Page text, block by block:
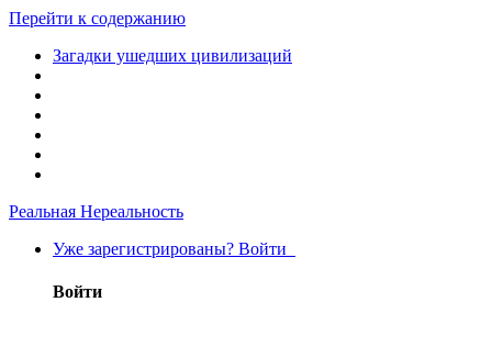
Перейти к содержанию
Загадки ушедших цивилизаций
Реальная Нереальность
Уже зарегистрированы? Войти
Войти